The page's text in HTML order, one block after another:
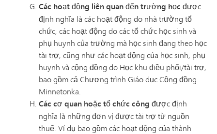
Các hoạt động liên quan đến trường học được
định nghĩa là các hoạt động do nhà trường tổ
chức, các hoạt động do các tổ chức học sinh và
phụ huynh của trường mà học sinh đang theo học
tài trợ, cũng như các hoạt động của học sinh, phụ
huynh và cộng đồng do Học khu điều phối/tài trợ,
bao gồm cả Chương trình Giáo dục Cộng đồng
Minnetonka.
Các cơ quan hoặc tổ chức công được định
nghĩa là những đơn vị được tài trợ từ nguồn
thuế. Ví dụ bao gồm các hoạt động của thành